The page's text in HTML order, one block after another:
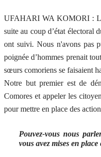
UFAHARI WA KOMORI :
suite au coup d’état électoral
ont suivi. Nous n'avons pas
poignée d’hommes prenait
sœurs comoriens se faisaient
Notre but premier est de
Comores et appeler les
pour mettre en place des
Pouvez-vous nous
vous avez mises en